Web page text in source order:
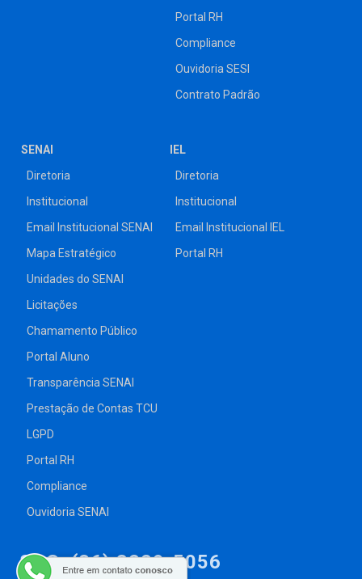
Portal RH
Compliance
Ouvidoria SESI
Contrato Padrão
SENAI
Diretoria
Institucional
Email Institucional SENAI
Mapa Estratégico
Unidades do SENAI
Licitações
Chamamento Público
Portal Aluno
Transparência SENAI
Prestação de Contas TCU
LGPD
Portal RH
Compliance
Ouvidoria SENAI
IEL
Diretoria
Institucional
Email Institucional IEL
Portal RH
SAC: (86) 3229-5056